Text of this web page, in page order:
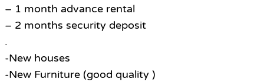
– 1 month advance rental
– 2 months security deposit
.
-New houses
-New Furniture (good quality )